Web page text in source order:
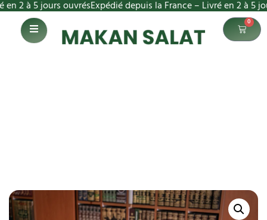
5 jours ouvrésExpédié depuis la France – Livré en 2 à 5 jours
0